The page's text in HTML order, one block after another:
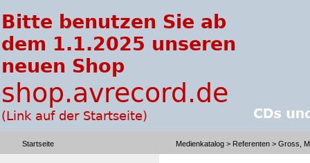
Startseite Medienkatalog > Referenten > Gross,